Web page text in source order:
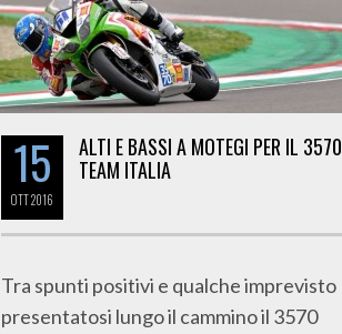
15
OTT2016
ALTI E BASSI A MOTEGI PER IL 3570
TEAM ITALIA
Tra spunti positivi e qualche imprevisto
presentatosi lungo il cammino il 3570